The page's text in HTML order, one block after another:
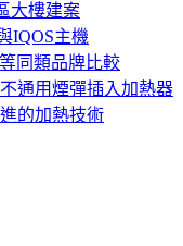
大樓建案
IQOS主機
同類品牌比較
通用煙彈插入加熱器
的加熱技術